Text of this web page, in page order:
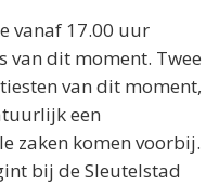
vanaf 17.00 uur
van dit moment. Twee
van dit moment,
een
zaken komen voorbij.
bij de Sleutelstad